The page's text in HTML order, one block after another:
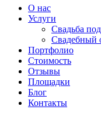
О нас
Услуги
Свадьба
Свадебный
Портфолио
Стоимость
Отзывы
Площадки
Блог
Контакты